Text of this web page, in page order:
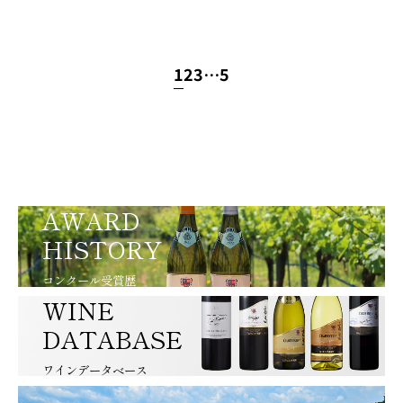
123…5
AWARD
HISTORY
コンクール受賞歴
WINE
DATABASE
ワインデータベース